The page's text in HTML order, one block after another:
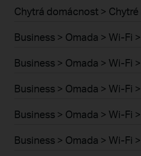
Chytrá domácnost >
Business > Omada > Wi-Fi
Business > Omada > Wi-Fi
Business > Omada > Wi-Fi
Business > Omada > Wi-Fi
Business > Omada > Wi-Fi